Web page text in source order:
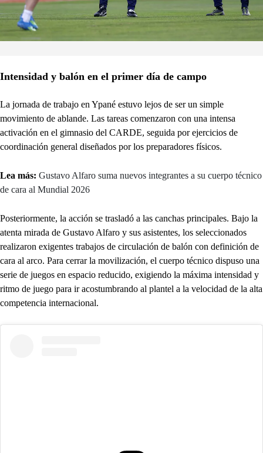
Intensidad y balón en el primer día de campo
La jornada de trabajo en Ypané estuvo lejos de ser un simple
movimiento de ablande. Las tareas comenzaron con una intensa
activación en el gimnasio del CARDE, seguida por ejercicios de
coordinación general diseñados por los preparadores físicos.
Lea más: Gustavo Alfaro suma nuevos integrantes a su cuerpo técnico
de cara al Mundial 2026
Posteriormente, la acción se trasladó a las canchas principales. Bajo la
atenta mirada de Gustavo Alfaro y sus asistentes, los seleccionados
realizaron exigentes trabajos de circulación de balón con definición de
cara al arco. Para cerrar la movilización, el cuerpo técnico dispuso una
serie de juegos en espacio reducido, exigiendo la máxima intensidad y
ritmo de juego para ir acostumbrando al plantel a la velocidad de la alta
competencia internacional.